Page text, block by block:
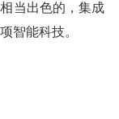
当出色的，集成
智能科技。